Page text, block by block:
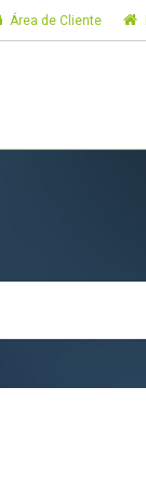
Área de Cliente